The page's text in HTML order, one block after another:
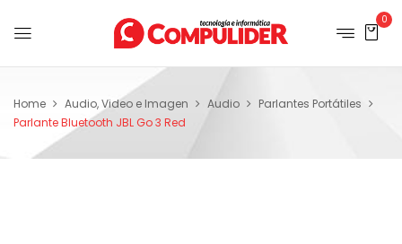
0
Home Audio, Video e Imagen Audio
Parlantes Portátiles
Parlante Bluetooth JBL Go 3 Red